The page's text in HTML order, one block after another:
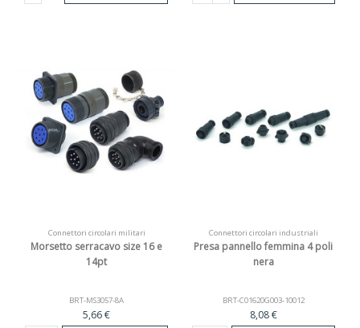
Connettori circolari militari
Morsetto serracavo size 16 e
14pt
BRT-MS3057-8A
5,66 €
Connettori circolari industriali
Presa pannello femmina 4 poli
nera
BRT-C01620G003-10012
8,08 €